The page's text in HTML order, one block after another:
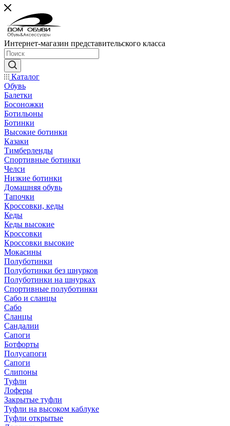
Интернет-магазин представительского класса
Каталог
Обувь
Балетки
Босоножки
Ботильоны
Ботинки
Высокие ботинки
Казаки
Тимберленды
Спортивные ботинки
Челси
Низкие ботинки
Домашняя обувь
Тапочки
Кроссовки, кеды
Кеды
Кеды высокие
Кроссовки
Кроссовки высокие
Мокасины
Полуботинки
Полуботинки без шнурков
Полуботинки на шнурках
Спортивные полуботинки
Сабо и сланцы
Сабо
Сланцы
Сандалии
Сапоги
Ботфорты
Полусапоги
Сапоги
Слипоны
Туфли
Лоферы
Закрытые туфли
Туфли на высоком каблуке
Туфли открытые